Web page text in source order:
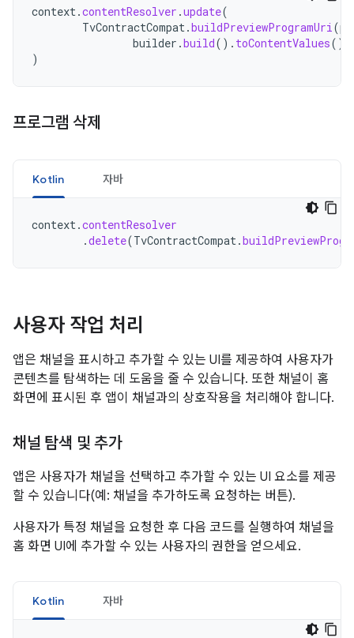
context.contentResolver .update(
TvContractCompat.buildPreviewProgramUri(
builder .build(). toContentValues(),
)
프로그램 삭제
Kotlin 자바
context.contentResolver
.delete(TvContractCompat.
사용자 작업 처리
앱은 채널을 표시하고 추가할 수 있는 UI를 제공하여 사용자가
콘텐츠를 탐색하는 데 도움을 줄 수 있습니다. 또한 채널이 홈
화면에 표시된 후 앱이 채널과의 상호작용을 처리해야 합니다.
채널 탐색 및 추가
앱은 사용자가 채널을 선택하고 추가할 수 있는 UI 요소를 제공
할 수 있습니다(예: 채널을 추가하도록 요청하는 버튼).
사용자가 특정 채널을 요청한 후 다음 코드를 실행하여 채널을
홈 화면 UI에 추가할 수 있는 사용자의 권한을 얻으세요.
Kotlin 자바